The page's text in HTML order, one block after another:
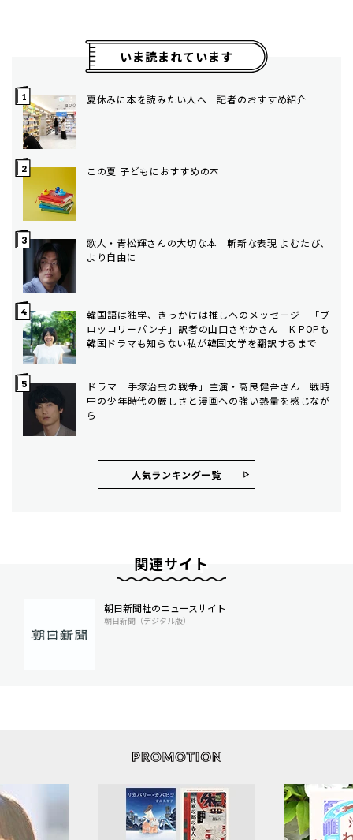
いま読まれています
夏休みに本を読みたい人へ 記者のおすすめ紹介
この夏 子どもにおすすめの本
歌人・青松輝さんの大切な本 斬新な表現 よむたび、
より自由に
韓国語は独学、きっかけは推しへのメッセージ 「ブ
ロッコリーパンチ」訳者の山口さやかさん K-POPも
韓国ドラマも知らない私が韓国文学を翻訳するまで
ドラマ「手塚治虫の戦争」主演・高良健吾さん 戦時
中の少年時代の厳しさと漫画への強い熱量を感じなが
ら
人気ランキング⼀覧
関連サイト
朝日新聞社のニュースサイト
朝日新聞（デジタル版）